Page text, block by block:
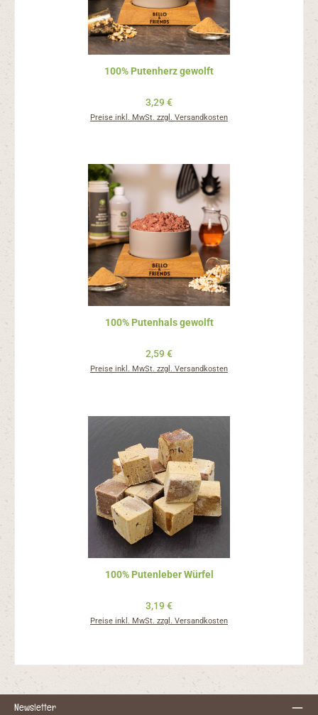
100% Putenherz gewolft
Regulärer Preis:
3,29 €
Preise inkl. MwSt. zzgl. Versandkosten
100% Putenhals gewolft
Regulärer Preis:
2,59 €
Preise inkl. MwSt. zzgl. Versandkosten
100% Putenleber Würfel
Regulärer Preis:
3,19 €
Preise inkl. MwSt. zzgl. Versandkosten
Newsletter